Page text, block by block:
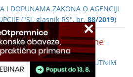
I DOPUNAMA ZAKONA O AGENCIJI
("Sl. glasnik RS", br.88/2019)
od 15.11.2019. godine
I DOPUNAMA ZAKONA O PUTNIM
br.
81/2019)